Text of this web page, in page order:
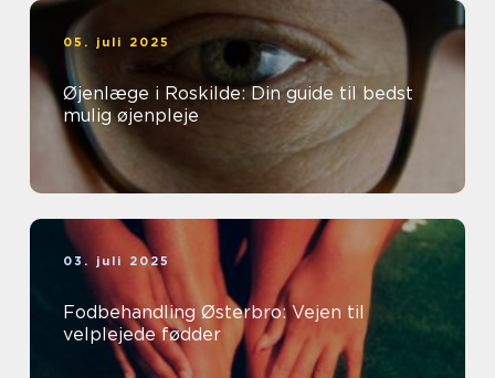
05. juli 2025
Øjenlæge i Roskilde: Din guide til bedst
mulig øjenpleje
03. juli 2025
Fodbehandling Østerbro: Vejen til
velplejede fødder